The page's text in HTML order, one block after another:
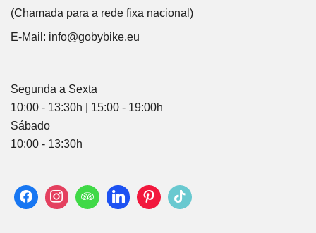
(Chamada para a rede fixa nacional)
E-Mail: info@gobybike.eu
Segunda a Sexta
10:00 - 13:30h | 15:00 - 19:00h
Sábado
10:00 - 13:30h